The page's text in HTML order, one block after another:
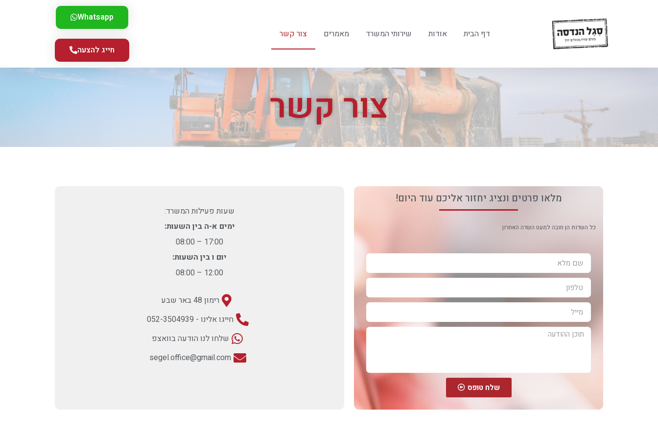
דף הבית אודות שירותי המשרד מאמרים צור קשר
Whatsapp
חייג להצעה
צור קשר
מלאו פרטים ונציג יחזור אליכם עוד היום!
כל השדות הן חובה למעט השדה האחרון
שלח טופס
שעות פעילות המשרד:
ימים א-ה בין השעות:
17:00 – 08:00
יום ו בין השעות:
12:00 – 08:00
רימון 48 באר שבע
חייגו אלינו - 052-3504939
שלחו לנו הודעה בוואצפ
segel.office@gmail.com